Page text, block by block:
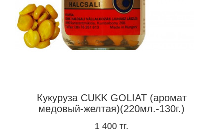
Кукуруза CUKK GOLIAT (аромат
медовый-желтая)(220мл.-130г.)
1 400 тг.